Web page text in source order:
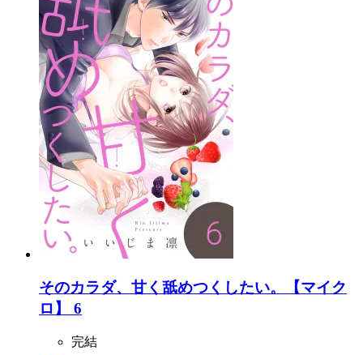
そのカラダ、甘く舐めつくしたい。【マイク
ロ】 6
完結